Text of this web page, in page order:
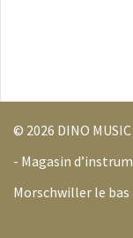
© 2026 DINO
- Magasin
Morschwiller le bas